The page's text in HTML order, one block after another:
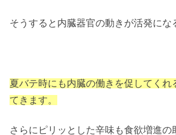
そうすると内臓器官の動きが活発にな
夏バテ時にも内臓の働きを促してくれ
てきます。
さらにピリッとした辛味も食欲増進の